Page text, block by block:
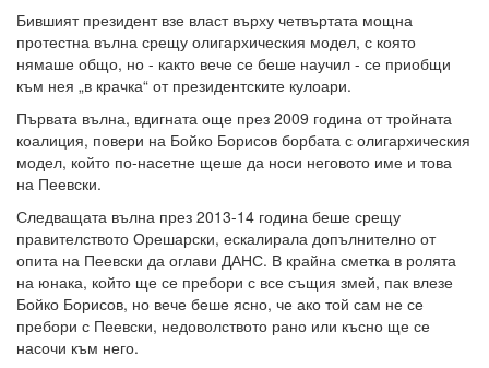
Бившият президент взе власт върху четвъртата мощна
протестна вълна срещу олигархическия модел, с която
нямаше общо, но - както вече се беше научил - се приобщи
към нея „в крачка“ от президентските кулоари.
Първата вълна, вдигната още през 2009 година от тройната
коалиция, повери на Бойко Борисов борбата с олигархическия
модел, който по-насетне щеше да носи неговото име и това
на Пеевски.
Следващата вълна през 2013-14 година беше срещу
правителството Орешарски, ескалирала допълнително от
опита на Пеевски да оглави ДАНС. В крайна сметка в ролята
на юнака, който ще се пребори с все същия змей, пак влезе
Бойко Борисов, но вече беше ясно, че ако той сам не се
пребори с Пеевски, недоволството рано или късно ще се
насочи към него.